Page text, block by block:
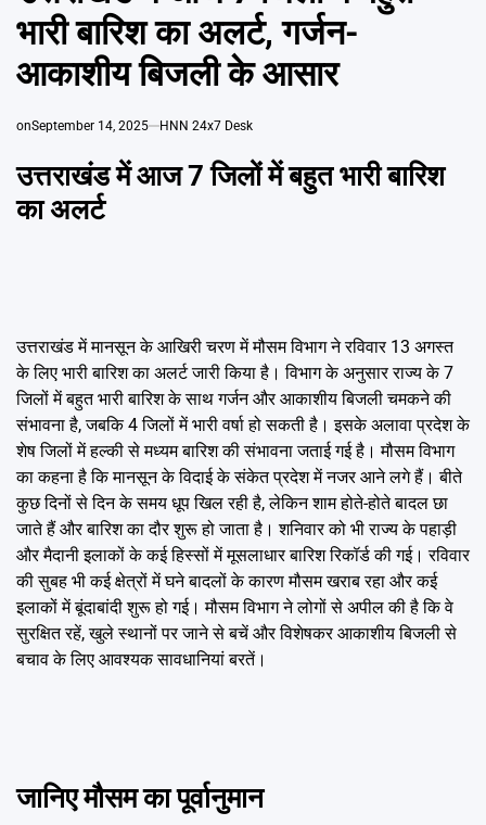
भारी बारिश का अलर्ट, गर्जन-
आकाशीय बिजली के आसार
onSeptember 14, 2025 HNN 24x7 Desk
उत्तराखंड में आज 7 जिलों में बहुत भारी बारिश
का अलर्ट
उत्तराखंड में मानसून के आखिरी चरण में मौसम विभाग ने रविवार 13 अगस्त
के लिए भारी बारिश का अलर्ट जारी किया है। विभाग के अनुसार राज्य के 7
जिलों में बहुत भारी बारिश के साथ गर्जन और आकाशीय बिजली चमकने की
संभावना है, जबकि 4 जिलों में भारी वर्षा हो सकती है। इसके अलावा प्रदेश के
शेष जिलों में हल्की से मध्यम बारिश की संभावना जताई गई है। मौसम विभाग
का कहना है कि मानसून के विदाई के संकेत प्रदेश में नजर आने लगे हैं। बीते
कुछ दिनों से दिन के समय धूप खिल रही है, लेकिन शाम होते-होते बादल छा
जाते हैं और बारिश का दौर शुरू हो जाता है। शनिवार को भी राज्य के पहाड़ी
और मैदानी इलाकों के कई हिस्सों में मूसलाधार बारिश रिकॉर्ड की गई। रविवार
की सुबह भी कई क्षेत्रों में घने बादलों के कारण मौसम खराब रहा और कई
इलाकों में बूंदाबांदी शुरू हो गई। मौसम विभाग ने लोगों से अपील की है कि वे
सुरक्षित रहें, खुले स्थानों पर जाने से बचें और विशेषकर आकाशीय बिजली से
बचाव के लिए आवश्यक सावधानियां बरतें।
जानिए मौसम का पूर्वानुमान